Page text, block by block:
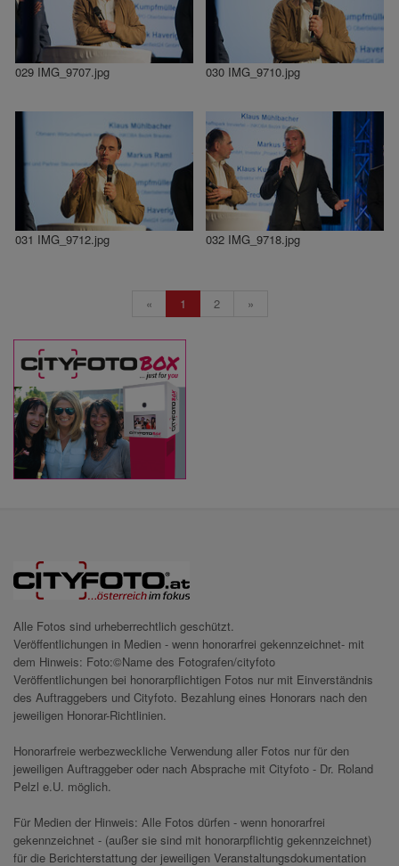
029 IMG_9707.jpg 030 IMG_9710.jpg
031 IMG_9712.jpg 032 IMG_9718.jpg
« 1 2 »
Alle Fotos sind urheberrechtlich geschützt.
Veröffentlichungen in Medien - wenn honorarfrei gekennzeichnet- mit
dem Hinweis: Foto:©Name des Fotografen/cityfoto
Veröffentlichungen bei honorarpflichtigen Fotos nur mit Einverständnis
des Auftraggebers und Cityfoto. Bezahlung eines Honorars nach den
jeweiligen Honorar-Richtlinien.
Honorarfreie werbezweckliche Verwendung aller Fotos nur für den
jeweiligen Auftraggeber oder nach Absprache mit Cityfoto - Dr. Roland
Pelzl e.U. möglich.
Für Medien der Hinweis: Alle Fotos dürfen - wenn honorarfrei
gekennzeichnet - (außer sie sind mit honorarpflichtig gekennzeichnet)
für die Berichterstattung der jeweiligen Veranstaltungsdokumentation